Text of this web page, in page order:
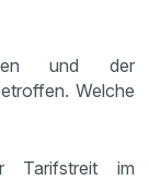
und der
Welche
Tarifstreit im